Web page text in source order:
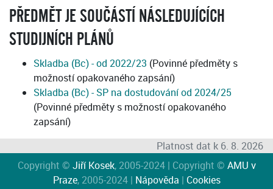
PŘEDMĚT JE SOUČÁSTÍ NÁSLEDUJÍCÍCH
STUDIJNÍCH PLÁNŮ
Skladba (Bc) - od 2022/23 (Povinné předměty s
možností opakovaného zapsání)
Skladba (Bc) - SP na dostudování od 2024/25
(Povinné předměty s možností opakovaného
zapsání)
Platnost dat k 6. 8. 2026
Copyright © Jiří Kosek, 2005-2024 | Copyright © AMU v
Praze, 2005-2024 | Nápověda | Cookies